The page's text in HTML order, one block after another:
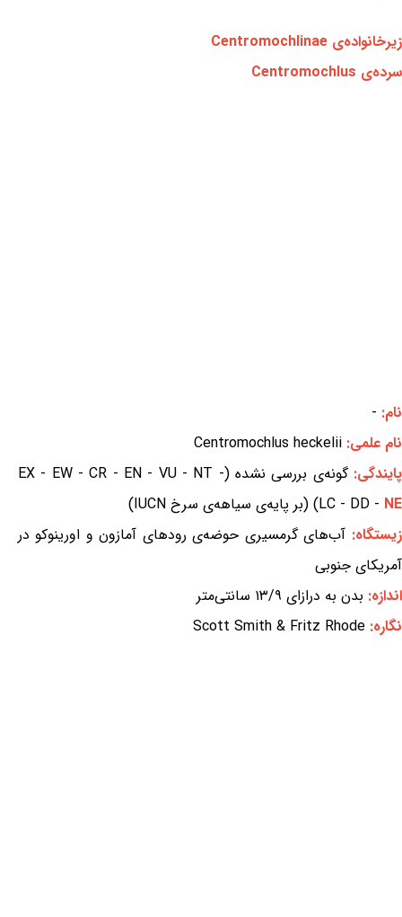
زیرخانواده‌ی Centromochlinae
سرده‌ی Centromochlus
نام: -
نام علمی: Centromochlus heckelii
پایندگی:
گونه‌ی بررسی نشده (EX - EW - CR - EN - VU - NT -
LC - DD - NE
) (بر پایه‌ی سیاهه‌ی سرخ IUCN)
زیستگاه: آب‌های گرمسیری حوضه‌ی رودهای آمازون و اورینوکو در
آمریکای جنوبی
اندازه: بدن به درازای ۱۳/۹ سانتی‌متر
نگاره: Scott Smith & Fritz Rhode